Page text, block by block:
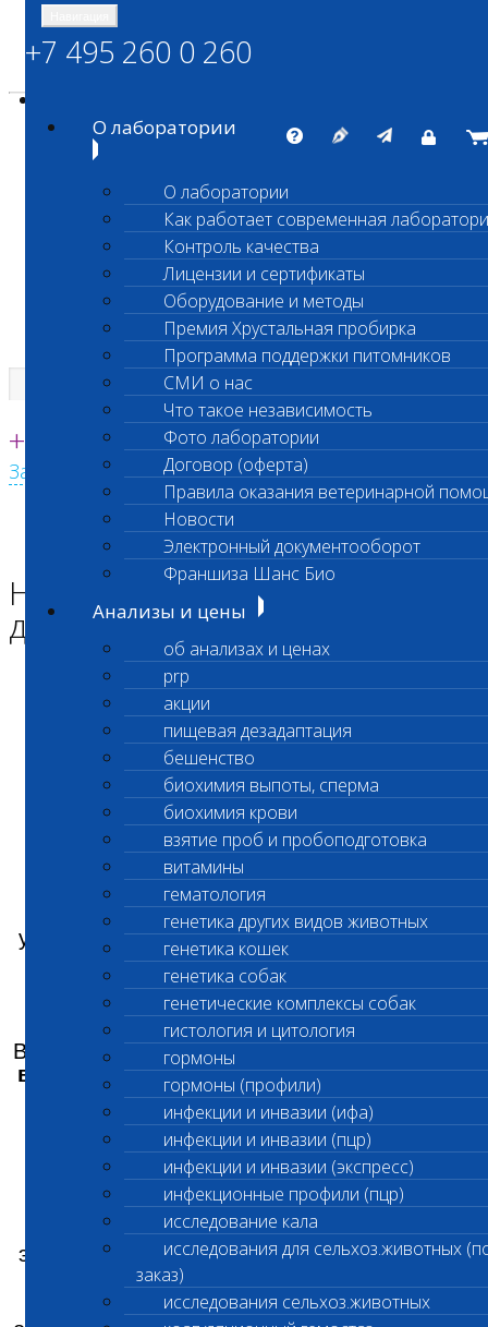
ШАНС БИО
Независимая ветеринарная лаборатория
Единая круглосуточная справочная
+7 495 260 0 260
Заказать звонок с сайта
+7 495 260 0 260
О лаборатории
О лаборатории
Как работает современная
Контроль качества
Лицензии и сертификаты
Оборудование и методы
Премия Хрустальная пробирка
Программа поддержки питомников
СМИ о нас
Что такое независимость
Фото лаборатории
Договор (оферта)
Правила оказания ветеринарной
Новости
Электронный документооборот
Франшиза Шанс Био
Анализы и цены
об анализах и ценах
prp
акции
пищевая дезадаптация
бешенство
биохимия выпоты, сперма
биохимия крови
взятие проб и пробоподготовка
витамины
гематология
генетика других видов животных
генетика кошек
генетика собак
генетические комплексы собак
гистология и цитология
гормоны
гормоны (профили)
инфекции и инвазии (ифа)
инфекции и инвазии (пцр)
инфекции и инвазии (экспресс)
инфекционные профили (пцр)
исследование кала
исследования для сельхоз.животных
заказ)
исследования сельхоз.животных
Главная страница
Новые электронные дисконтные карты
Новые электронные
дисконтные карты
Дисконтные карты нового электронного
образца
С 1 сентября 2020 года в "Шанс Био"
вводятся новые электронные дисконтные
карты.
Новая дисконтная карта будет именнаяc
уникальным номером и будет закреплена за
профайлом владельца животного.
Вы можете обменять вашу дисконтнуюкарту,
вернув ее в лабораторию, на электронную
дисконтную карту
до 31 декабря 2021 года
.
После оформления новой карты вам на
электронную почту придёт оповещение о ее
получении. Сохраните это
сделайте скан карты, т.к. только таким